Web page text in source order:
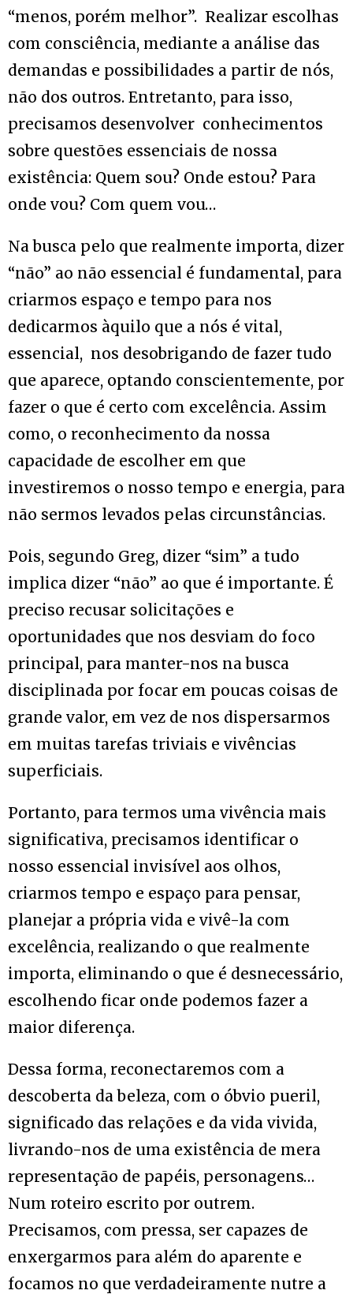
“menos, porém melhor”. Realizar escolhas
com consciência, mediante a análise das
demandas e possibilidades a partir de nós,
não dos outros. Entretanto, para isso,
precisamos desenvolver conhecimentos
sobre questões essenciais de nossa
existência: Quem sou? Onde estou? Para
onde vou? Com quem vou…
Na busca pelo que realmente importa, dizer
“não” ao não essencial é fundamental, para
criarmos espaço e tempo para nos
dedicarmos àquilo que a nós é vital,
essencial, nos desobrigando de fazer tudo
que aparece, optando conscientemente, por
fazer o que é certo com excelência. Assim
como, o reconhecimento da nossa
capacidade de escolher em que
investiremos o nosso tempo e energia, para
não sermos levados pelas circunstâncias.
Pois, segundo Greg, dizer “sim” a tudo
implica dizer “não” ao que é importante. É
preciso recusar solicitações e
oportunidades que nos desviam do foco
principal, para manter-nos na busca
disciplinada por focar em poucas coisas de
grande valor, em vez de nos dispersarmos
em muitas tarefas triviais e vivências
superficiais.
Portanto, para termos uma vivência mais
significativa, precisamos identificar o
nosso essencial invisível aos olhos,
criarmos tempo e espaço para pensar,
planejar a própria vida e vivê-la com
excelência, realizando o que realmente
importa, eliminando o que é desnecessário,
escolhendo ficar onde podemos fazer a
maior diferença.
Dessa forma, reconectaremos com a
descoberta da beleza, com o óbvio pueril,
significado das relações e da vida vivida,
livrando-nos de uma existência de mera
representação de papéis, personagens…
Num roteiro escrito por outrem.
Precisamos, com pressa, ser capazes de
enxergarmos para além do aparente e
focamos no que verdadeiramente nutre a